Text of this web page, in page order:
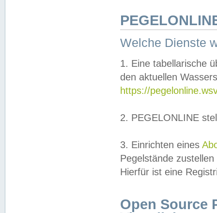
Welche Dienste
1. Eine tabellarische
den aktuellen
https://
2. PEGELONLINE
3. Einrichten eines
Pegelstände
Hierfür ist eine
Open Source